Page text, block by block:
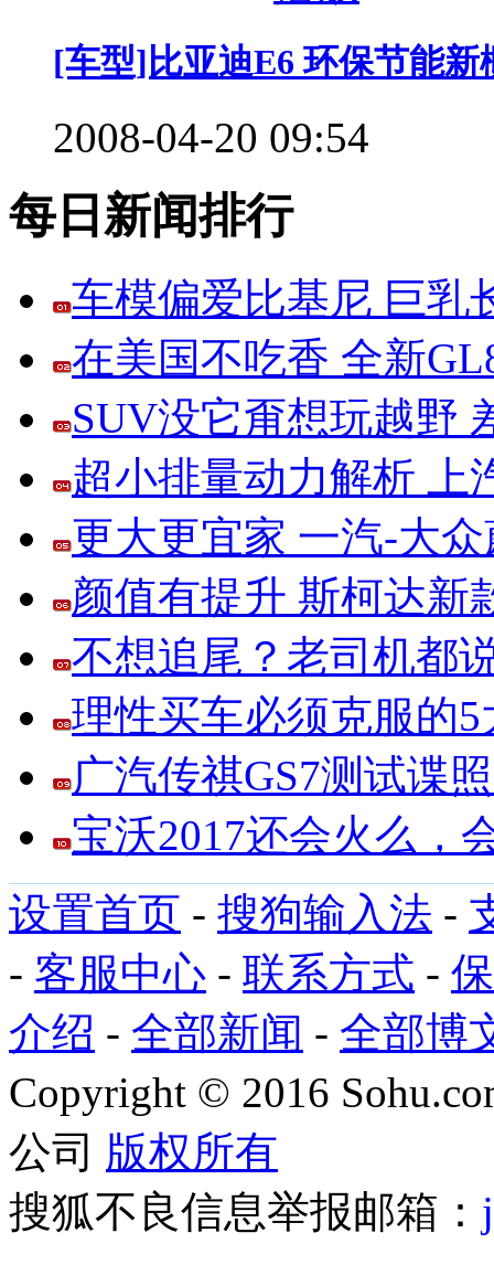
[车型]比亚迪E6 环保节能新
2008-04-20 09:54
每日新闻排行
车模偏爱比基尼 巨乳
在美国不吃香 全新
SUV没它甭想玩越野
超小排量动力解析 上
更大更宜家 一汽-大
颜值有提升 斯柯达新
不想追尾？老司机都
理性买车必须克服的5
广汽传祺GS7测试谍
宝沃2017还会火么，
设置首页 - 搜狗输入法 -
- 客服中心 - 联系方式 -
介绍 - 全部新闻 - 全部博
Copyright © 2016
公司 版权所有
搜狐不良信息举报邮箱：